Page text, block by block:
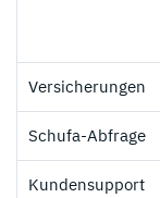
Versicherungen
Schufa-Abfrage
Kundensupport